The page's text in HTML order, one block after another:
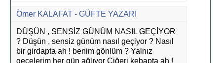
Ömer KALAFAT - GÜFTE YAZARI
DÜŞÜN , SENSİZ GÜNÜM NASIL GEÇİYOR
? Düşün , sensiz günüm nasıl geçiyor ? Nasıl
bir girdapta ah ! benim gönlüm ? Yalnız
gecelerim her gün ağlıyor Ciğeri kebapta ah !